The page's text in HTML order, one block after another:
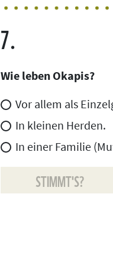
7.
Wie leben Okapis?
Vor allem als
In kleinen Herden.
In einer Familie
STIMMT'S?